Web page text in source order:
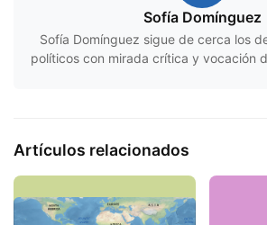
Sofía Domínguez
Sofía Domínguez sigue de cerca los
políticos con mirada crítica y vocación
Artículos relacionados